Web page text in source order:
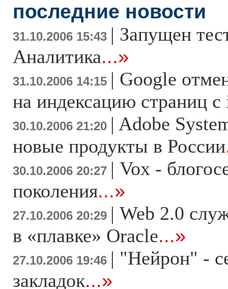
последние новости
31.10.2006 15:43 | Запущен
Аналитика...»
31.10.2006 14:15 | Google
на индексацию страниц
30.10.2006 21:20 | Adobe
новые продукты в России
30.10.2006 20:27 | Vox -
поколения...»
27.10.2006 20:29 | Web 2.0
в «плавке» Oracle...»
27.10.2006 19:46 | "Нейрон" -
закладок...»